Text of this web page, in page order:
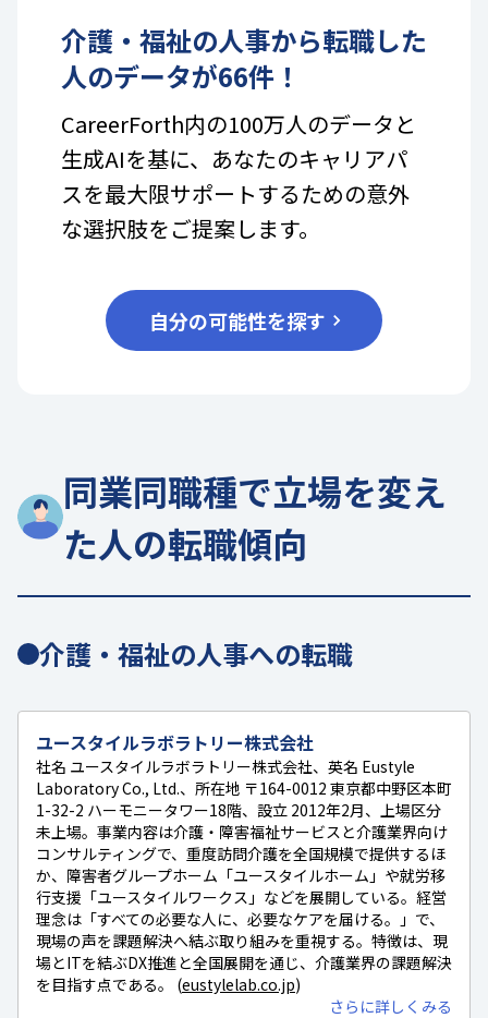
介護・福祉の人事から転職した
人のデータが66件！
CareerForth内の100万人のデータと
生成AIを基に、あなたのキャリアパ
スを最大限サポートするための意外
な選択肢をご提案します。
自分の可能性を探す
同業同職種で立場を変え
た人の転職傾向
介護・福祉の人事への転職
ユースタイルラボラトリー株式会社
社名 ユースタイルラボラトリー株式会社、英名 Eustyle
Laboratory Co., Ltd.、所在地 〒164-0012 東京都中野区本町
1-32-2 ハーモニータワー18階、設立 2012年2月、上場区分
未上場。事業内容は介護・障害福祉サービスと介護業界向け
コンサルティングで、重度訪問介護を全国規模で提供するほ
か、障害者グループホーム「ユースタイルホーム」や就労移
行支援「ユースタイルワークス」などを展開している。経営
理念は「すべての必要な人に、必要なケアを届ける。」で、
現場の声を課題解決へ結ぶ取り組みを重視する。特徴は、現
場とITを結ぶDX推進と全国展開を通じ、介護業界の課題解決
を目指す点である。 (eustylelab.co.jp)
さらに詳しくみる